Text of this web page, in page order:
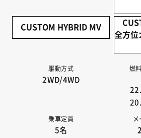
CUSTOM HYBRID MV
全方位
駆動方式
2WD/4WD
燃
乗車定員
5名